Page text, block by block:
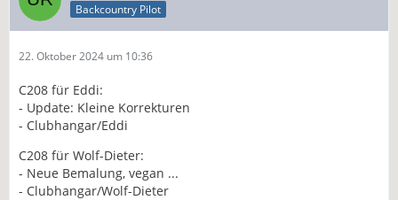
Backcountry Pilot
22. Oktober 2024 um 10:36
C208 für Eddi:
- Update: Kleine Korrekturen
- Clubhangar/Eddi
C208 für Wolf-Dieter:
- Neue Bemalung, vegan ...
- Clubhangar/Wolf-Dieter